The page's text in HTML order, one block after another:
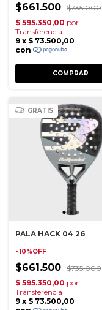
$661.500 $735.000
GRATIS
PALA HACK 04 26
- 10%OFF
$661.500 $735.000